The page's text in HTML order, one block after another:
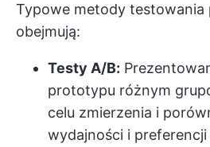
Typowe metody
obejmują:
Testy A/B:
prototypu różnym
celu zmierzenia i
wydajności i preferencji